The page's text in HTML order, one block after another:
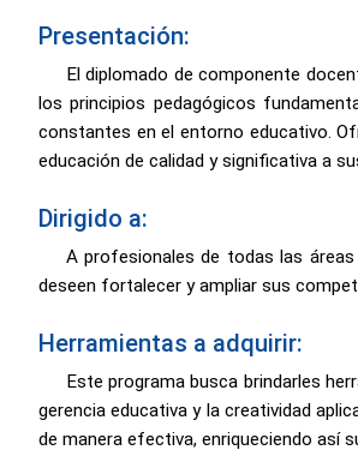
Presentación:
El diplomado de componente
los principios pedagógicos
constantes en el entorno educativo.
educación de calidad y significativa a
Dirigido a:
A profesionales de todas las
deseen fortalecer y ampliar sus
Herramientas a adquirir:
Este programa busca brindarles
gerencia educativa y la creatividad
de manera efectiva, enriqueciendo así